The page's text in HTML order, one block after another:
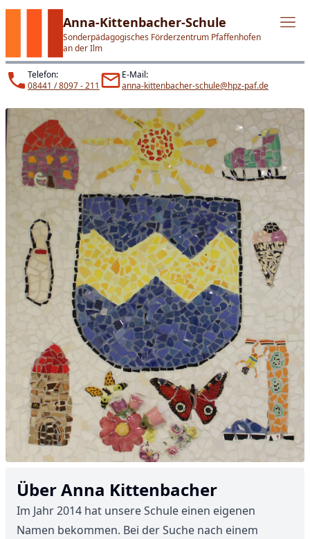
Anna-Kittenbacher-Schule
Sonderpädagogisches Förderzentrum Pfaffenhofen
an der Ilm
Telefon:
08441 / 8097 - 211
E-Mail:
anna-kittenbacher-schule@hpz-paf.de
Über Anna Kittenbacher
Im Jahr 2014 hat unsere Schule einen eigenen
Namen bekommen. Bei der Suche nach einem